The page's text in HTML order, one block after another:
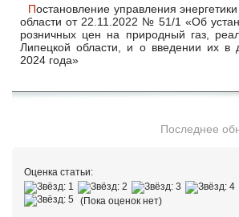
Постановление управления энергетики и тарифов Липецкой
области от 22.11.2022 № 51/1 «Об
розничных цен на природный газ,
Липецкой области, и о введении их в
2024 года»
Последнее
Оценка статьи:
(Пока оценок нет)